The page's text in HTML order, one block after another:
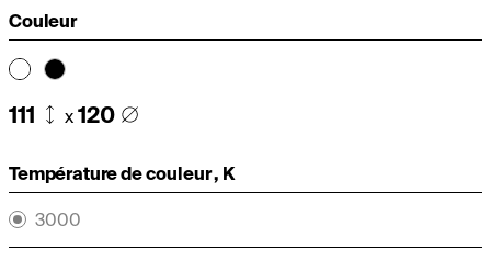
Couleur
111 x 120
Température de couleur , K
3000